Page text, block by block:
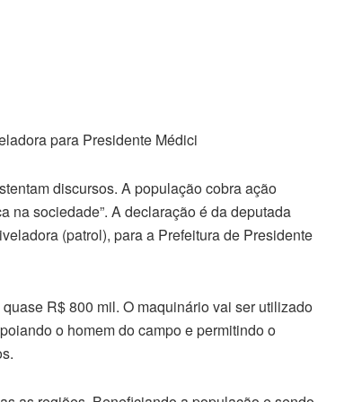
para Presidente Médici
discursos. A população cobra ação
na sociedade”. A declaração é da deputada
(patrol), para a Prefeitura de Presidente
R$ 800 mil. O maquinário vai ser utilizado
o homem do campo e permitindo o